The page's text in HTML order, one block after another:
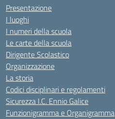
Presentazione
I luoghi
I numeri della scuola
Le carte della scuola
Dirigente Scolastico
Organizzazione
La storia
Codici disciplinari e regolamenti
Sicurezza I.C. Ennio Galice
Funzionigramma e Organigramma